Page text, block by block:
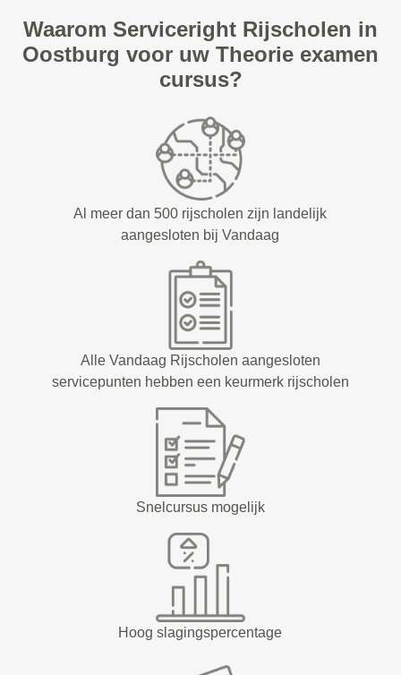
Waarom Serviceright Rijscholen in
Oostburg voor uw Theorie examen
cursus?
Al meer dan 500 rijscholen zijn landelijk
aangesloten bij Vandaag
Alle Vandaag Rijscholen aangesloten
servicepunten hebben een keurmerk rijscholen
Snelcursus mogelijk
Hoog slagingspercentage